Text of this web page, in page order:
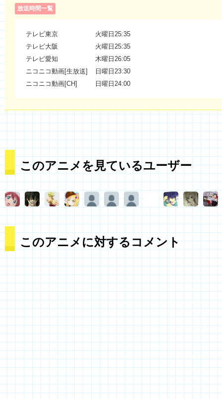
放送時間一覧
テレビ東京
火曜日25:35
テレビ大阪
火曜日25:35
テレビ愛知
木曜日26:05
ニコニコ動画[生放送]
日曜日23:30
ニコニコ動画[CH]
日曜日24:00
このアニメを見ているユーザー
このアニメに対するコメント